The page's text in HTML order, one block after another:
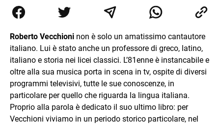
collaborato con grandi gruppi editoriali e agenzie di
comunicazione specializzandosi nella scrittura di articoli
Roberto Vecchioni non è solo un amatissimo cantautore
italiano. Lui è stato anche un professore di greco, latino,
italiano e storia nei licei classici. L’81enne è instancabile e
oltre alla sua musica porta in scena in tv, ospite di diversi
programmi televisivi, tutte le sue conoscenze, in
particolare per quello che riguarda la lingua italiana.
Proprio alla parola è dedicato il suo ultimo libro: per
Vecchioni viviamo in un periodo storico particolare, nel